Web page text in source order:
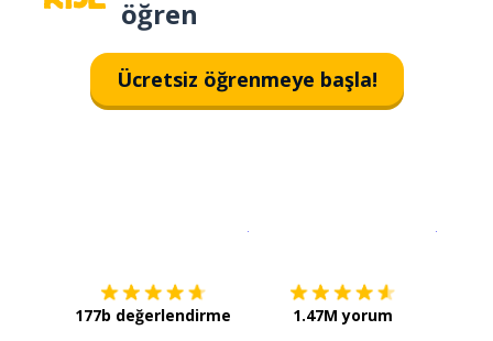
öğren
Ücretsiz öğrenmeye başla!
177b değerlendirme 1.47M yorum